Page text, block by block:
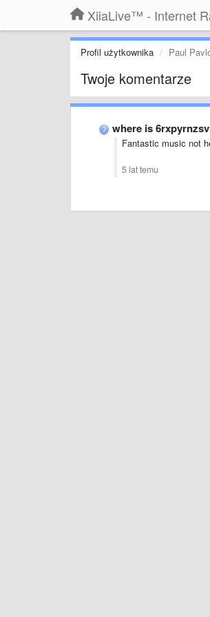
XiiaLive™ - Internet
Profil użytkownika Paul
Twoje komentarze
where is
Fantastic music not
5 lat temu